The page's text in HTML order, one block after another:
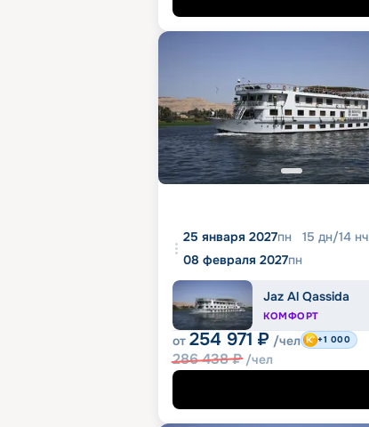
25 января 2027пн 15 дн/14 нч
08 февраля 2027пн
Jaz Al Qassida
КОМФОРТ
от 254 971 ₽ /чел
286 438₽ /чел
+1 000